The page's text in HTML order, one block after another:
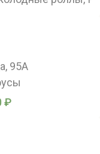
95А
₽